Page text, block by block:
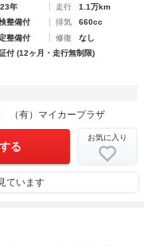
年 走行
1.1万km
整備付 排気
660cc
整備付 修復
なし
付 (12ヶ月・走行無制限)
（有）マイカープラザ
る
お気に入り
ています